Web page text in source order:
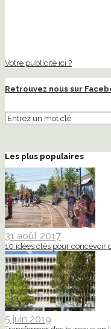
Votre publicité ici ?
Retrouvez nous sur
Les plus populaires
31 août 2017
10 idées clés pour concevoir
5 juin 2019